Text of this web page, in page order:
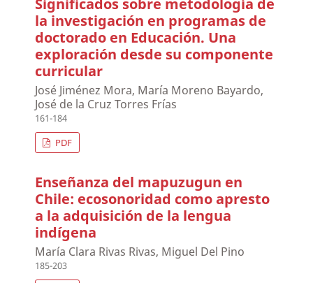
Significados sobre metodología de
la investigación en programas de
doctorado en Educación. Una
exploración desde su componente
curricular
José Jiménez Mora, María Moreno Bayardo,
José de la Cruz Torres Frías
161-184
PDF
Enseñanza del mapuzugun en
Chile: ecosonoridad como apresto
a la adquisición de la lengua
indígena
María Clara Rivas Rivas, Miguel Del Pino
185-203